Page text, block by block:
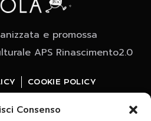
Consenso
e promossa
APS Rinascimento2.0
COOKIE POLICY